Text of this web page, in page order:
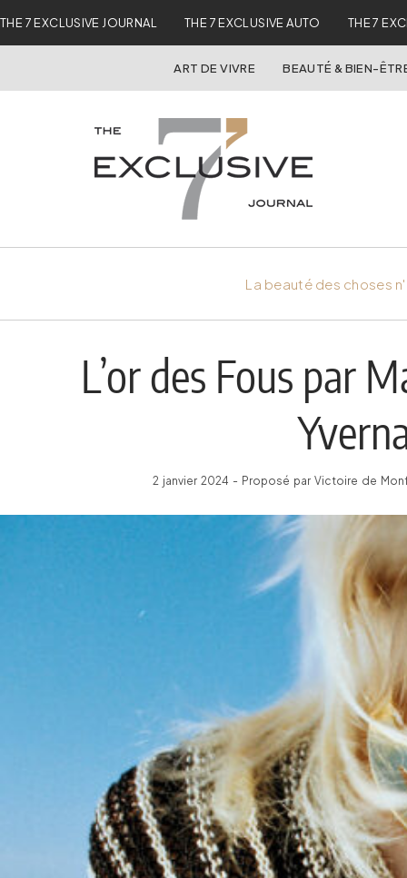
THE 7 EXCLUSIVE JOURNAL THE 7 EXCLUSIVE AUTO THE 7
ART DE VIVRE BEAUTÉ & BIEN-
La beauté des choses
L’or des Fous par
2 janvier 2024 - Proposé par Victoire de